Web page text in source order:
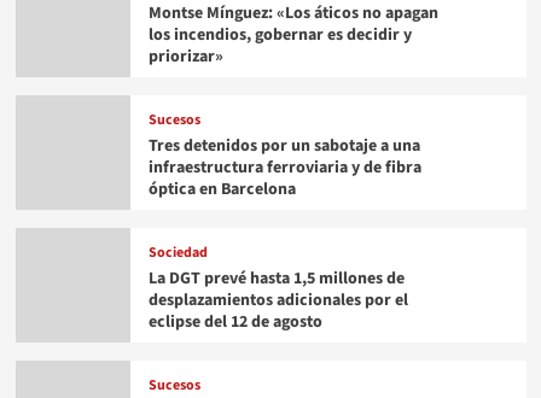
Montse Mínguez: «Los áticos no apagan
los incendios, gobernar es decidir y
priorizar»
Sucesos
Tres detenidos por un sabotaje a una
infraestructura ferroviaria y de fibra
óptica en Barcelona
Sociedad
La DGT prevé hasta 1,5 millones de
desplazamientos adicionales por el
eclipse del 12 de agosto
Sucesos